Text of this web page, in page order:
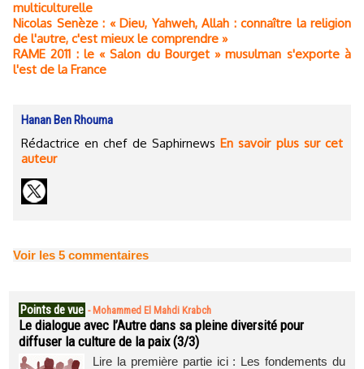
multiculturelle
Nicolas Senèze : « Dieu, Yahweh, Allah : connaître la religion
de l'autre, c'est mieux le comprendre »
RAME 2011 : le « Salon du Bourget » musulman s'exporte à
l'est de la France
Hanan Ben Rhouma
Rédactrice en chef de SaphirnewsEn savoir plus sur cet
auteur
Voir les 5 commentaires
Points de vue - Mohammed El Mahdi Krabch
Le dialogue avec l’Autre dans sa pleine diversité pour
diffuser la culture de la paix (3/3)
Lire la première partie ici : Les fondements du